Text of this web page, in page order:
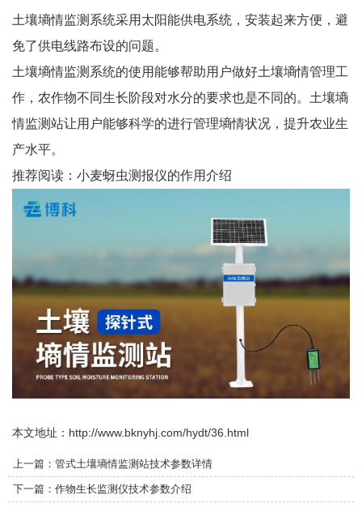
土壤墒情监测系统采用太阳能供电系统，安装起来方便，避
免了供电线路布设的问题。
土壤墒情监测系统的使用能够帮助用户做好土壤墒情管理工
作，农作物不同生长阶段对水分的要求也是不同的。土壤墒
情监测站让用户能够科学的进行管理墒情状况，提升农业生
产水平。
推荐阅读： 小麦蚜虫测报仪的作用介绍
本文地址： http://www.bknyhj.com/hydt/36.html
上一篇： 管式土壤墒情监测站技术参数详情
下一篇： 作物生长监测仪技术参数介绍